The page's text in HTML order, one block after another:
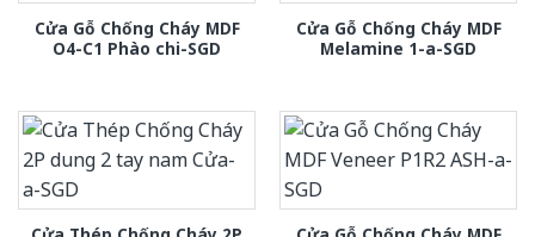
Cửa Gỗ Chống Cháy MDF
O4-C1 Phào chi-SGD
Cửa Gỗ Chống Cháy MDF
Melamine 1-a-SGD